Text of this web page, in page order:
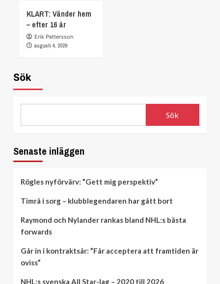
KLART: Vänder hem
– efter 16 år
Erik Pettersson
augusti 4, 2026
Sök
Sök
Senaste inläggen
Rögles nyförvärv: ”Gett mig perspektiv”
Timrå i sorg – klubblegendaren har gått bort
Raymond och Nylander rankas bland NHL:s bästa
forwards
Går in i kontraktsår: ”Får acceptera att framtiden är
oviss”
NHL:s svenska All Star-lag – 2020 till 2026